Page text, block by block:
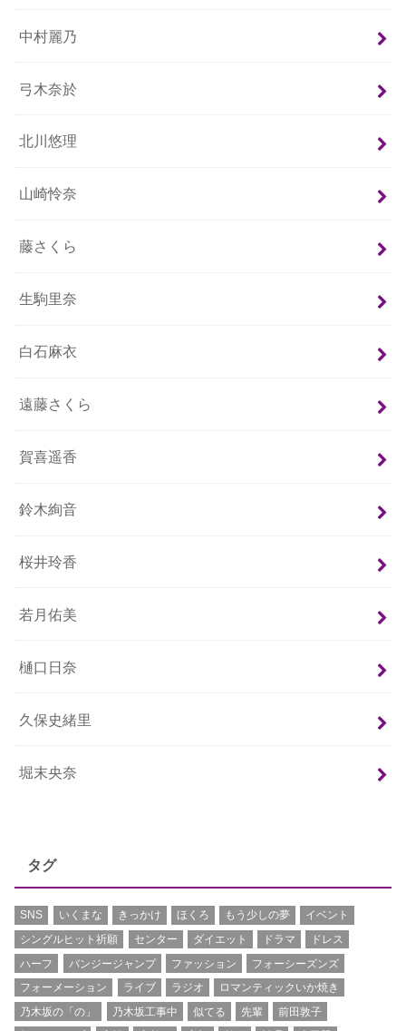
中村麗乃
弓木奈於
北川悠理
山崎怜奈
藤さくら
生駒里奈
白石麻衣
遠藤さくら
賀喜遥香
鈴木絢音
桜井玲香
若月佑美
樋口日奈
久保史緒里
堀末央奈
タグ
SNS いくまな きっかけ ほくろ もう少しの夢
イベント
シングルヒット祈願
センター ダイエット ドラマ
ドレス
ハーフ
バンジージャンプ ファッション
フォーシーズンズ
フォーメーション
ライブ ラジオ
ロマンティックいか焼き
乃木坂の「の」
乃木坂工事中 似てる 先輩
前田敦子